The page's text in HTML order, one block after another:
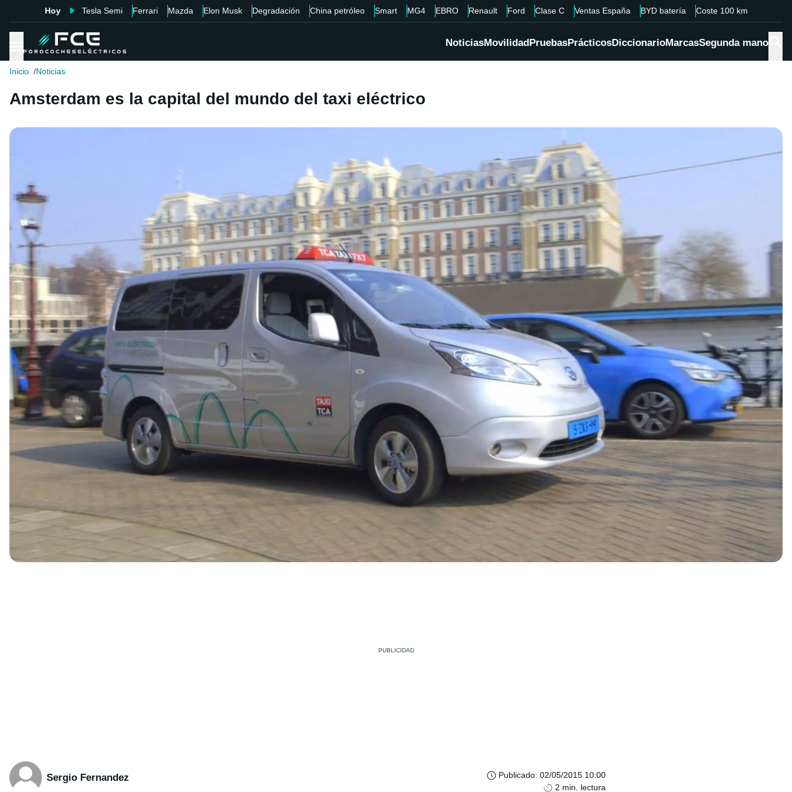
Hoy Tesla Semi Ferrari Mazda Elon Musk Degradación China petróleo Smart MG4 EBRO Renault Ford Clase C Ventas España BYD batería Coste 100 km
NoticiasMovilidadPruebasPrácticosDiccionarioMarcasSegunda mano
Inicio Noticias
Amsterdam es la capital del mundo del taxi eléctrico
Sergio Fernandez Publicado: 02/05/2015 10:00
2 min. lectura